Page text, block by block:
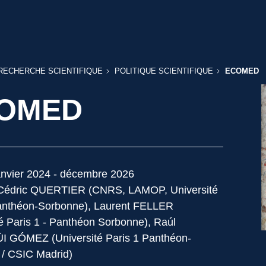
SCIENTIFIQUE
POLITIQUE
POLITIQUE SCIENTIFIQUE ECOMED
2024 - décembre 2026
QUERTIER (CNRS, LAMOP, Université
Sorbonne), Laurent FELLER
Paris 1 - Panthéon Sorbonne), Raúl
GÓMEZ (Université Paris 1 Panthéon-
CSIC Madrid)